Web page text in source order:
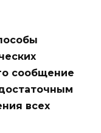
сообщение
всех